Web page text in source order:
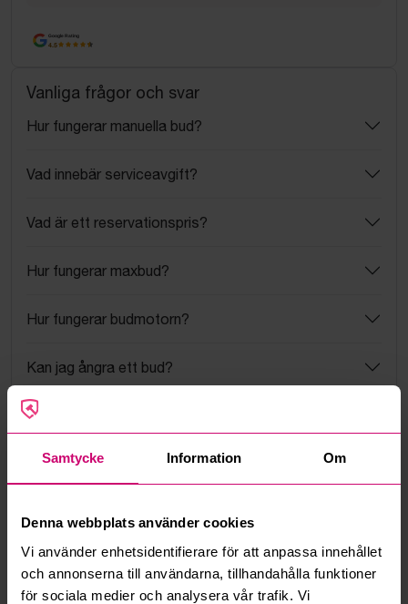
Samtycke Information Om
Denna webbplats använder cookies
Vi använder enhetsidentifierare för att anpassa innehållet
och annonserna till användarna, tillhandahålla funktioner
för sociala medier och analysera vår trafik. Vi
Google Rating
4.5
Vanliga frågor och svar
Hur fungerar manuella bud?
Vad innebär serviceavgift?
Vad är ett reservationspris?
Hur fungerar maxbud?
Hur fungerar budmotorn?
Kan jag ångra ett bud?
Kan ni frakta mina vunna objekt?
Läs fler frågor och svar
Mer från samma kategori
Volvo Mercedes-Benz